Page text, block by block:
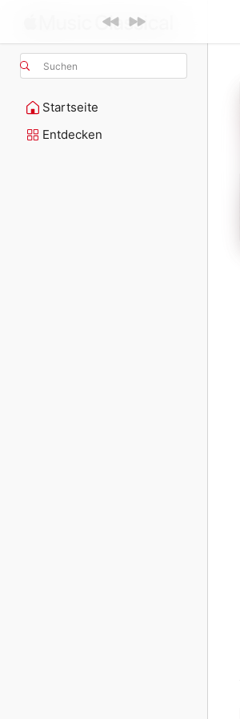
Suchen
Startseite
Entdecken